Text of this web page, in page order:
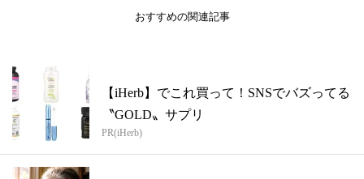
おすすめの関連記事
【iHerb】でこれ買って！SNSでバズってる
〝GOLD〟サプリ
PR(iHerb)